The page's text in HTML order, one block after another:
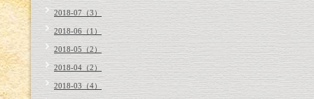
2018-07（3）
2018-06（1）
2018-05（2）
2018-04（2）
2018-03（4）